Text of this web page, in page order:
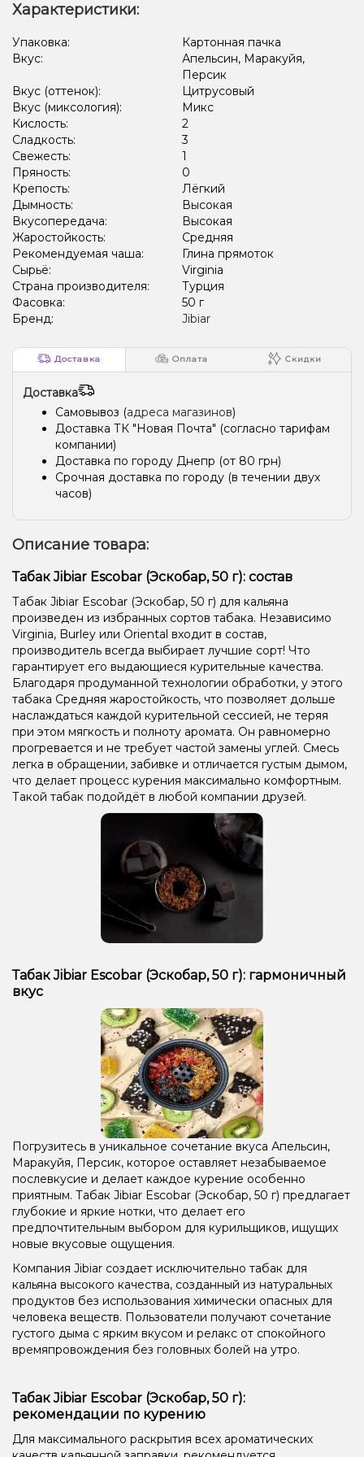
Лёд/Холодок, Манго Жвачка (мятная)
Апельсин, Лайм, Лёд/Холодок, Лимон
Лёд/Холодок, Черника/Голубика
Лёд/Холодок, Мята, Цитрусы Кола, Лёд/Холодок
Арбуз, Дыня, Лёд/Холодок Персик , Лёд/Холодок
Виноград, Лёд/Холодок Лёд/Холодок, Лимон
Дыня, Клубника, Лёд/Холодок
Лёд/Холодок, Персик, Черника/Голубика
Груша/Дюшес, Лёд/Холодок Лёд/Холодок, Мандарин
Виноград, Черника/Голубика Лимон
Виноград, Лайм Лайм, Личи, Черника/Голубика
Апельсин, Сливки/Крем Апельсин, Мята
Лёд/Холодок, Персик, Чай
Энергетик Клубника Клубника, Лимонад Манго
Дыня, Клубника, Маракуйя
Грейпфрут, Дыня, Лимон, Маракуйя
Ананас, Лёд/Холодок Ананас, Банан, Лёд/Холодок
Виноград, Лёд/Холодок, Ягоды Лимонад, Манго
Жвачка (фруктовая) Конфеты, Лёд/Холодок Дыня
Ананас, Маракуйя, Мороженое, Персик Мохито Кола, Лайм
Киви, Лайм, Мята, Яблоко Гуава, Малина
Гуава, Черника/Голубика Арбуз, Лёд/Холодок
Мята, Черника/Голубика Лёд/Холодок, Малина
Лёд/Холодок, Яблоко Лёд/Холодок Ежевика
Ананас, Дыня, Манго, Маракуйя, Черника/Голубика
Дыня, Черника/Голубика Манго, Персик
Жвачка (мятная), Корица Апельсин, Кола Лайм
Грейпфрут Дыня, Лёд/Холодок
Банан, Клубника, Лёд/Холодок Апельсин, Кола, Лёд/Холодок
Апельсин
Мороженое, Черника/Голубика
Малина, Персик, Черника/Голубика
Лёд/Холодок, Мандарин, Сливки/Крем, Фисташки
Ежевика, Малина Тирамису Ваниль, Кофе
Арбуз, Миндаль, Помело Арбуз, Маракуйя, Мята
Маракуйя, Мята Манго, Маракуйя
Апельсин, Банан, Вишня/Черешня, Мята, Персик
Конфеты, Лёд/Холодок, Мята Кола, Печенье
Анис/Двойное яблоко, Мята
Виноград, Ежевика, Персик, Черника/Голубика
Характеристики:
Упаковка:
Картонная пачка
Вкус:
Апельсин, Маракуйя,
Персик
Вкус (оттенок):
Цитрусовый
Вкус (миксология):
Микс
Кислость:
2
Сладкость:
3
Свежесть:
1
Пряность:
0
Крепость:
Лёгкий
Дымность:
Высокая
Вкусопередача:
Высокая
Жаростойкость:
Средняя
Рекомендуемая чаша:
Глина прямоток
Сырьё:
Virginia
Страна производителя:
Турция
Фасовка:
50 г
Бренд:
Jibiar
Доставка Оплата Скидки
Доставка
Самовывоз (адреса магазинов)
Доставка ТК "Новая Почта" (согласно тарифам
компании)
Доставка по городу Днепр (от 80 грн)
Срочная доставка по городу (в течении двух
часов)
Описание товара:
Табак Jibiar Escobar (Эскобар, 50 г): состав
Табак Jibiar Escobar (Эскобар, 50 г) для кальяна
произведен из избранных сортов табака. Независимо
Virginia, Burley или Oriental входит в состав,
производитель всегда выбирает лучшие сорт! Что
гарантирует его выдающиеся курительные качества.
Благодаря продуманной технологии обработки, у этого
табака Средняя жаростойкость, что позволяет дольше
наслаждаться каждой курительной сессией, не теряя
при этом мягкость и полноту аромата. Он равномерно
прогревается и не требует частой замены углей. Смесь
легка в обращении, забивке и отличается густым дымом,
что делает процесс курения максимально комфортным.
Такой табак подойдёт в любой компании друзей.
Табак Jibiar Escobar (Эскобар, 50 г): гармоничный
вкус
Погрузитесь в уникальное сочетание вкуса Апельсин,
Маракуйя, Персик, которое оставляет незабываемое
послевкусие и делает каждое курение особенно
приятным. Табак Jibiar Escobar (Эскобар, 50 г) предлагает
глубокие и яркие нотки, что делает его
предпочтительным выбором для курильщиков, ищущих
новые вкусовые ощущения.
Компания Jibiar создает исключительно табак для
кальяна высокого качества, созданный из натуральных
продуктов без использования химически опасных для
человека веществ. Пользователи получают сочетание
густого дыма с ярким вкусом и релакс от спокойного
времяпровождения без головных болей на утро.
Табак Jibiar Escobar (Эскобар, 50 г):
рекомендации по курению
Для максимального раскрытия всех ароматических